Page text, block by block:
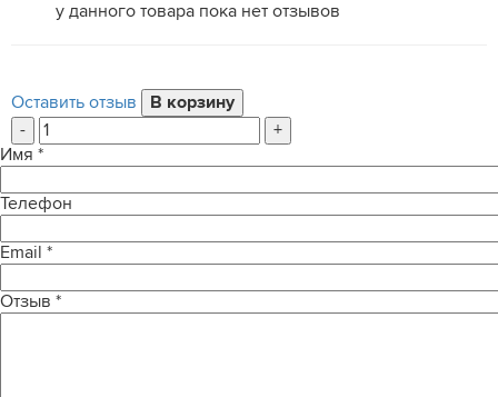
у данного товара пока нет отзывов
Оставить отзыв
-
+
Имя *
Телефон
Email *
Отзыв *